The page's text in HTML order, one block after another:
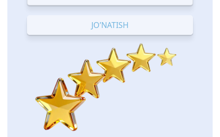
TerribleBad
OK
Good Excellent